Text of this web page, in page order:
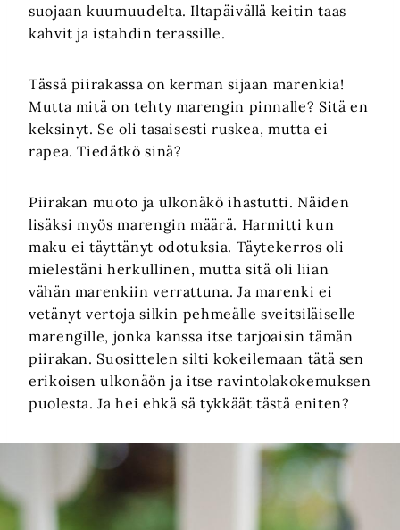
suojaan kuumuudelta. Iltapäivällä keitin taas
kahvit ja istahdin terassille.
Tässä piirakassa on kerman sijaan marenkia!
Mutta mitä on tehty marengin pinnalle? Sitä en
keksinyt. Se oli tasaisesti ruskea, mutta ei
rapea. Tiedätkö sinä?
Piirakan muoto ja ulkonäkö ihastutti. Näiden
lisäksi myös marengin määrä. Harmitti kun
maku ei täyttänyt odotuksia. Täytekerros oli
mielestäni herkullinen, mutta sitä oli liian
vähän marenkiin verrattuna. Ja marenki ei
vetänyt vertoja silkin pehmeälle sveitsiläiselle
marengille, jonka kanssa itse tarjoaisin tämän
piirakan. Suosittelen silti kokeilemaan tätä sen
erikoisen ulkonäön ja itse ravintolakokemuksen
puolesta. Ja hei ehkä sä tykkäät tästä eniten?